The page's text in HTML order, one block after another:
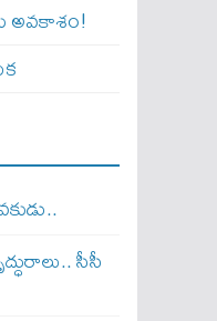
అవకాశం!
సీసీ